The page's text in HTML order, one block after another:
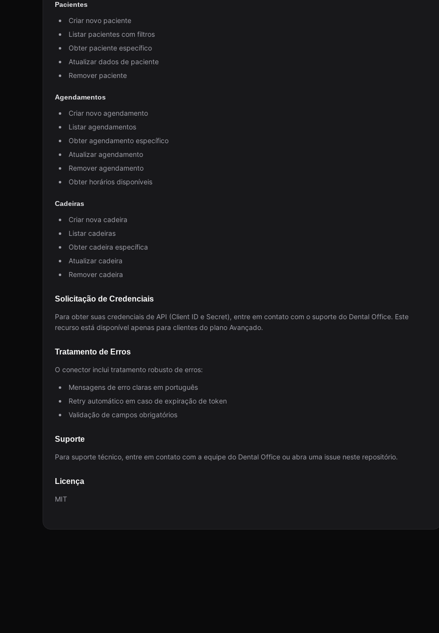
Pacientes
Criar novo paciente
Listar pacientes com filtros
Obter paciente específico
Atualizar dados de paciente
Remover paciente
Agendamentos
Criar novo agendamento
Listar agendamentos
Obter agendamento específico
Atualizar agendamento
Remover agendamento
Obter horários disponíveis
Cadeiras
Criar nova cadeira
Listar cadeiras
Obter cadeira específica
Atualizar cadeira
Remover cadeira
Solicitação de Credenciais
Para obter suas credenciais de API (Client ID e Secret), entre em contato com o suporte do Dental Office. Este
recurso está disponível apenas para clientes do plano Avançado.
Tratamento de Erros
O conector inclui tratamento robusto de erros:
Mensagens de erro claras em português
Retry automático em caso de expiração de token
Validação de campos obrigatórios
Suporte
Para suporte técnico, entre em contato com a equipe do Dental Office ou abra uma issue neste repositório.
Licença
MIT